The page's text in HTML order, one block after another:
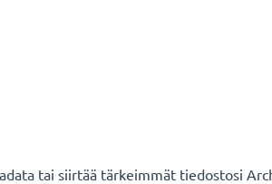
tai siirtää tärkeimmät tiedostosi